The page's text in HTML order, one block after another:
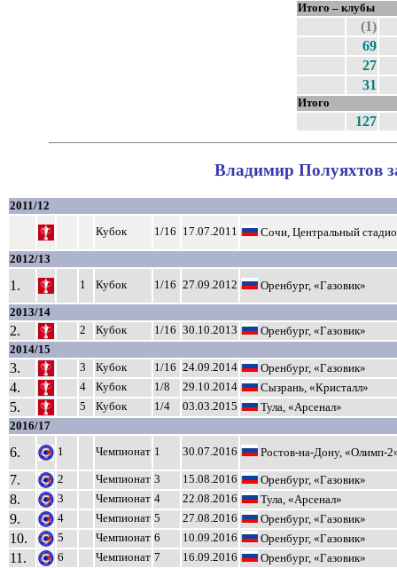
Итого – клубы
(1)
69
27
31
Итого
127
Владимир Полуяхтов
2011/12
Кубок 1/16 17.07.2011 Сочи, Центральный
2012/13
1. 1 Кубок 1/16 27.09.2012 Оренбург, «Газовик»
2013/14
2. 2 Кубок 1/16 30.10.2013 Оренбург, «Газовик»
2014/15
3. 3 Кубок 1/16 24.09.2014 Оренбург, «Газовик»
4. 4 Кубок 1/8 29.10.2014 Сызрань, «Кристалл»
5. 5 Кубок 1/4 03.03.2015 Тула, «Арсенал»
2016/17
6. 1 Чемпионат 1 30.07.2016 Ростов-на-Дону, «Олимп-
7. 2 Чемпионат 3 15.08.2016 Оренбург, «Газовик»
8. 3 Чемпионат 4 22.08.2016 Тула, «Арсенал»
9. 4 Чемпионат 5 27.08.2016 Оренбург, «Газовик»
10. 5 Чемпионат 6 10.09.2016 Оренбург, «Газовик»
11. 6 Чемпионат 7 16.09.2016 Оренбург, «Газовик»